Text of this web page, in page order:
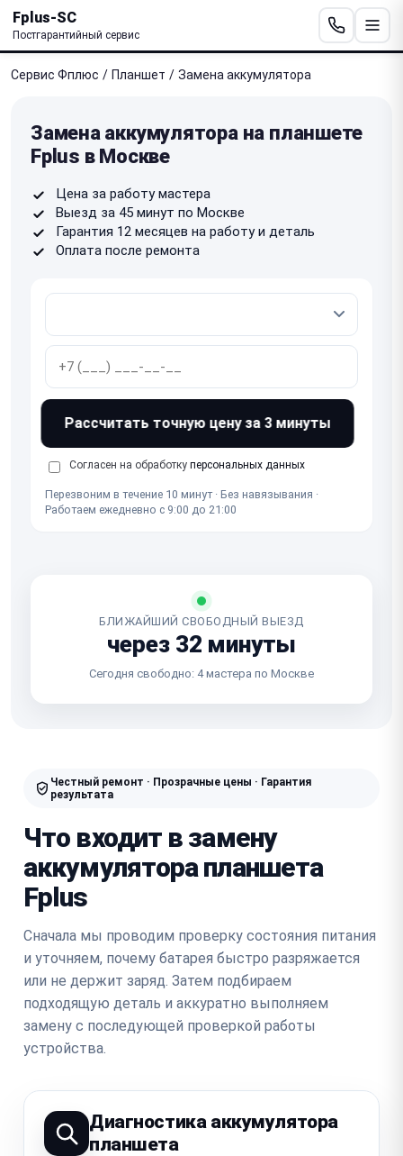
Fplus-SC
Постгарантийный сервис
Сервис Фплюс / Планшет / Замена аккумулятора
Замена аккумулятора на планшете
Fplus в Москве
Цена за работу мастера
Выезд за 45 минут по Москве
Гарантия 12 месяцев на работу и деталь
Оплата после ремонта
Рассчитать точную цену за 3 минуты
Согласен на обработку персональных данных
Перезвоним в течение 10 минут · Без навязывания ·
Работаем ежедневно с 9:00 до 21:00
БЛИЖАЙШИЙ СВОБОДНЫЙ ВЫЕЗД
через 32 минуты
Сегодня свободно: 4 мастера по Москве
Честный ремонт · Прозрачные цены · Гарантия
результата
Что входит в замену
аккумулятора планшета
Fplus
Сначала мы проводим проверку состояния питания
и уточняем, почему батарея быстро разряжается
или не держит заряд. Затем подбираем
подходящую деталь и аккуратно выполняем
замену с последующей проверкой работы
устройства.
Диагностика аккумулятора
планшета